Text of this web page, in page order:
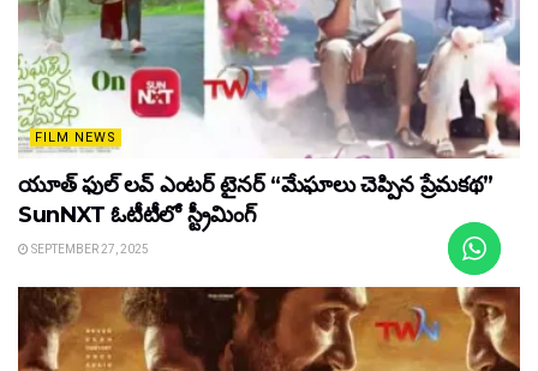
FILM NEWS
యూత్ ఫుల్ లవ్ ఎంటర్ టైనర్ “మేఘాలు చెప్పిన ప్రేమకథ”
SunNXT ఓటీటీలో స్ట్రీమింగ్
SEPTEMBER 27, 2025